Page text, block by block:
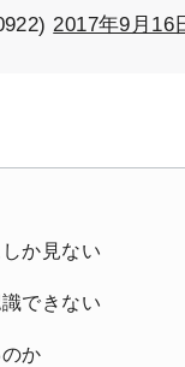
2017年9月16
か見ない
できない
か